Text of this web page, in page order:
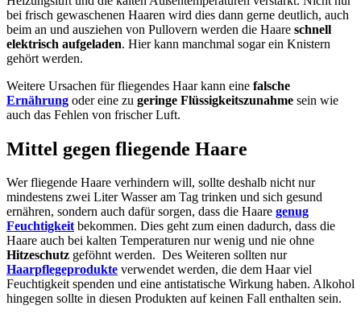
bei frisch gewaschenen Haaren wird dies dann gerne deutlich, auch
beim an und ausziehen von Pullovern werden die Haare schnell
elektrisch aufgeladen. Hier kann manchmal sogar ein Knistern
gehört werden.
Weitere Ursachen für fliegendes Haar kann eine falsche
Ernährung oder eine zu geringe Flüssigkeitszunahme sein wie
auch das Fehlen von frischer Luft.
Mittel gegen fliegende Haare
Wer fliegende Haare verhindern will, sollte deshalb nicht nur
mindestens zwei Liter Wasser am Tag trinken und sich gesund
ernähren, sondern auch dafür sorgen, dass die Haare genug
Feuchtigkeitbekommen. Dies geht zum einen dadurch, dass die
Haare auch bei kalten Temperaturen nur wenig und nie ohne
Hitzeschutz geföhnt werden. Des Weiteren sollten nur
Haarpflegeprodukte verwendet werden, die dem Haar viel
Feuchtigkeit spenden und eine antistatische Wirkung haben. Alkohol
hingegen sollte in diesen Produkten auf keinen Fall enthalten sein.